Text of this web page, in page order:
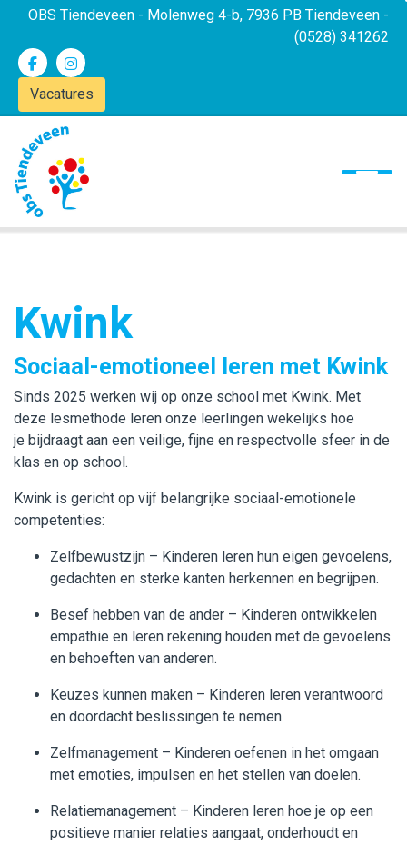
OBS Tiendeveen - Molenweg 4-b, 7936 PB Tiendeveen -
(0528) 341262
Vacatures
Onze school
Ons onderwijs
Ouders
Contact
Kwink
Sociaal-emotioneel leren met Kwink
Sinds 2025 werken wij op onze school met Kwink. Met
deze lesmethode leren onze leerlingen wekelijks hoe
je bijdraagt aan een veilige, fijne en respectvolle sfeer in de
klas en op school.
Kwink is gericht op vijf belangrijke sociaal-emotionele
competenties:
Zelfbewustzijn – Kinderen leren hun eigen gevoelens,
gedachten en sterke kanten herkennen en begrijpen.
Besef hebben van de ander – Kinderen ontwikkelen
empathie en leren rekening houden met de gevoelens
en behoeften van anderen.
Keuzes kunnen maken – Kinderen leren verantwoord
en doordacht beslissingen te nemen.
Zelfmanagement – Kinderen oefenen in het omgaan
met emoties, impulsen en het stellen van doelen.
Relatiemanagement – Kinderen leren hoe je op een
positieve manier relaties aangaat, onderhoudt en